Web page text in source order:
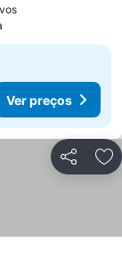
Ver preços
Partilhar